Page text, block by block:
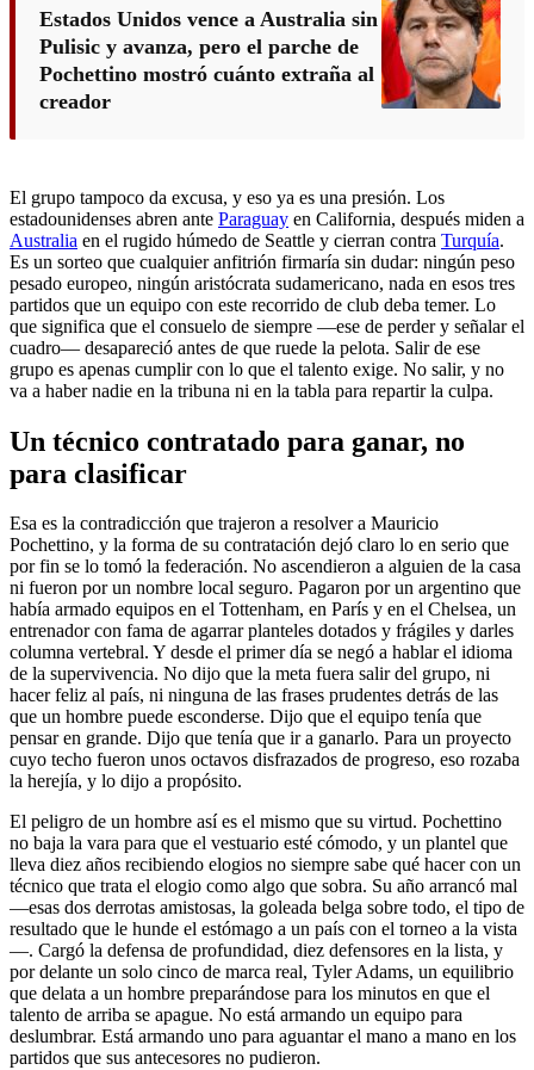
Estados Unidos vence a Australia sin
Pulisic y avanza, pero el parche de
Pochettino mostró cuánto extraña al
creador
El grupo tampoco da excusa, y eso ya es una presión. Los
estadounidenses abren ante Paraguay en California, después miden a
Australia en el rugido húmedo de Seattle y cierran contra Turquía.
Es un sorteo que cualquier anfitrión firmaría sin dudar: ningún peso
pesado europeo, ningún aristócrata sudamericano, nada en esos tres
partidos que un equipo con este recorrido de club deba temer. Lo
que significa que el consuelo de siempre —ese de perder y señalar el
cuadro— desapareció antes de que ruede la pelota. Salir de ese
grupo es apenas cumplir con lo que el talento exige. No salir, y no
va a haber nadie en la tribuna ni en la tabla para repartir la culpa.
Un técnico contratado para ganar, no
para clasificar
Esa es la contradicción que trajeron a resolver a Mauricio
Pochettino, y la forma de su contratación dejó claro lo en serio que
por fin se lo tomó la federación. No ascendieron a alguien de la casa
ni fueron por un nombre local seguro. Pagaron por un argentino que
había armado equipos en el Tottenham, en París y en el Chelsea, un
entrenador con fama de agarrar planteles dotados y frágiles y darles
columna vertebral. Y desde el primer día se negó a hablar el idioma
de la supervivencia. No dijo que la meta fuera salir del grupo, ni
hacer feliz al país, ni ninguna de las frases prudentes detrás de las
que un hombre puede esconderse. Dijo que el equipo tenía que
pensar en grande. Dijo que tenía que ir a ganarlo. Para un proyecto
cuyo techo fueron unos octavos disfrazados de progreso, eso rozaba
la herejía, y lo dijo a propósito.
El peligro de un hombre así es el mismo que su virtud. Pochettino
no baja la vara para que el vestuario esté cómodo, y un plantel que
lleva diez años recibiendo elogios no siempre sabe qué hacer con un
técnico que trata el elogio como algo que sobra. Su año arrancó mal
—esas dos derrotas amistosas, la goleada belga sobre todo, el tipo de
resultado que le hunde el estómago a un país con el torneo a la vista
—. Cargó la defensa de profundidad, diez defensores en la lista, y
por delante un solo cinco de marca real, Tyler Adams, un equilibrio
que delata a un hombre preparándose para los minutos en que el
talento de arriba se apague. No está armando un equipo para
deslumbrar. Está armando uno para aguantar el mano a mano en los
partidos que sus antecesores no pudieron.